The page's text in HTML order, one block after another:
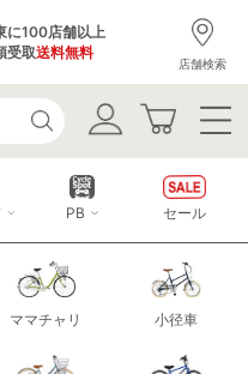
に100店舗以上
受取送料無料
店舗検索
ママチャリ 小径車
PB セール